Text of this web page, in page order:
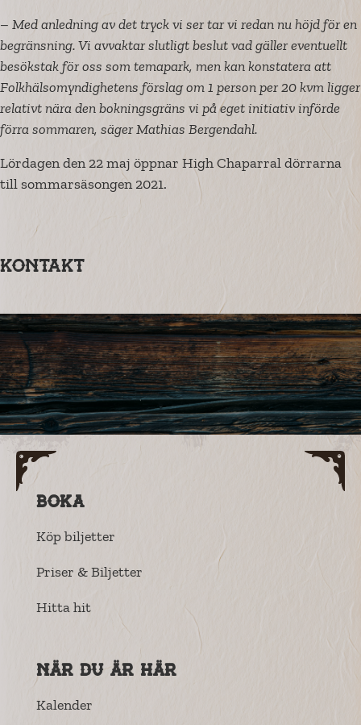
– Med anledning av det tryck vi ser tar vi redan nu höjd för en
begränsning. Vi avvaktar slutligt beslut vad gäller eventuellt
besökstak för oss som temapark, men kan konstatera att
Folkhälsomyndighetens förslag om 1 person per 20 kvm ligger
relativt nära den bokningsgräns vi på eget initiativ införde
förra sommaren, säger Mathias Bergendahl.
Lördagen den 22 maj öppnar High Chaparral dörrarna
till sommarsäsongen 2021.
Kontakt
Boka
Köp biljetter
Priser & Biljetter
Hitta hit
När du är här
Kalender